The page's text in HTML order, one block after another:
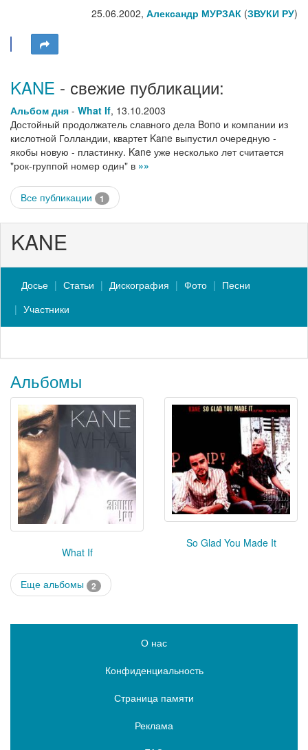
25.06.2002, Александр МУРЗАК (ЗВУКИ РУ)
KANE - свежие публикации:
Альбом дня - What If, 13.10.2003
Достойный продолжатель славного дела Bono и компании из
кислотной Голландии, квартет Kane выпустил очередную -
якобы новую - пластинку. Kane уже несколько лет считается
"рок-группой номер один" в »»
Все публикации 1
KANE
Досье Статьи Дискография Фото
Песни
Участники
Альбомы
What If
So Glad You Made It
Еще альбомы 2
О нас
Конфиденциальность
Страница памяти
Реклама